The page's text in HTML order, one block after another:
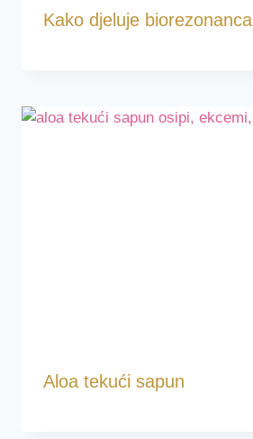
Kako djeluje biorezonanca
Aloa tekući sapun